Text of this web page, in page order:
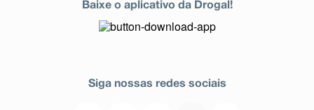
Baixe o aplicativo da Drogal!
Siga nossas redes sociais